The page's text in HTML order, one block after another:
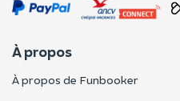
À propos
À propos de Funbooker